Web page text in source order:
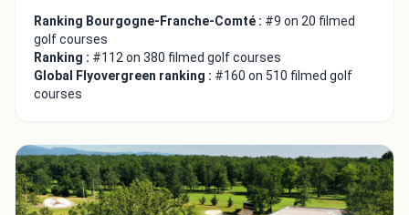
Ranking Bourgogne-Franche-Comté : #9 on 20 filmed
golf courses
Ranking : #112 on 380 filmed golf courses
Global Flyovergreen ranking : #160 on 510 filmed golf
courses